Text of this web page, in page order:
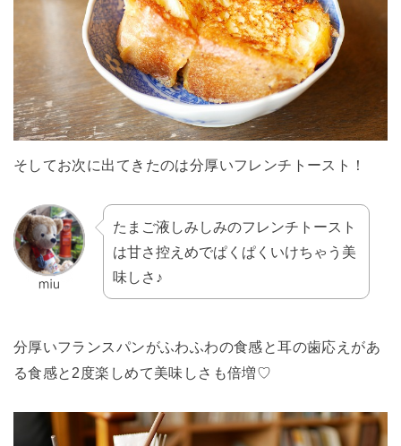
そしてお次に出てきたのは分厚いフレンチトースト！
たまご液しみしみのフレンチトースト
は甘さ控えめでぱくぱくいけちゃう美
味しさ♪
分厚いフランスパンがふわふわの食感と耳の歯応えがあ
る食感と2度楽しめて美味しさも倍増♡